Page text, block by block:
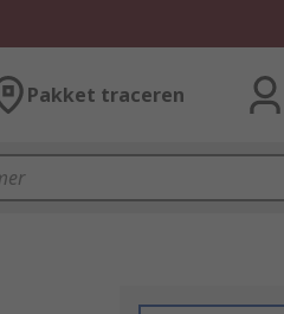
Pakket traceren